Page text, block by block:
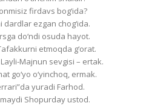
firdavs bog‘ida?
dardlar ezgan chog‘ida.
do‘ndi osuda hayot.
etmoqda g‘orat.
Majnun sevgisi – ertak.
go‘yo o‘yinchoq, ermak.
yuradi Farhod.
Shopurday ustod.